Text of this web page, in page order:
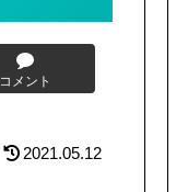
コメント
2021.05.12